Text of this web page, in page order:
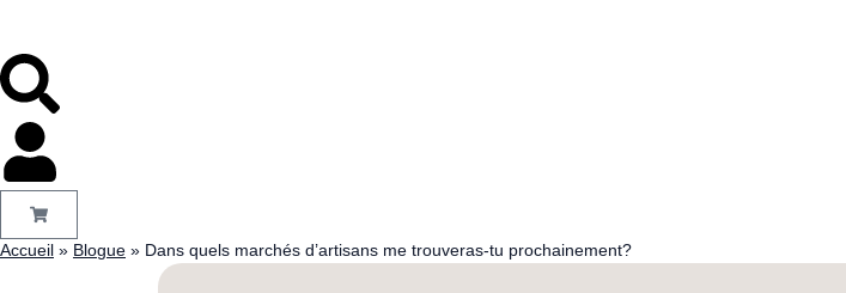
Accueil » Blogue » Dans quels marchés d’artisans me trouveras-tu prochainement?